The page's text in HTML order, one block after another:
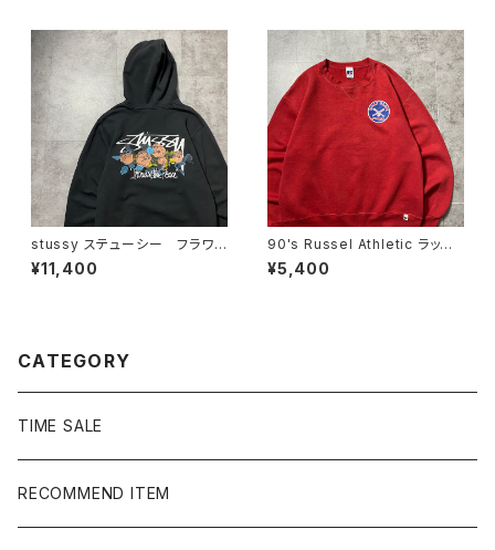
stussy ステューシー フラワ
ーグラフィック バックプリン
ト ブラック 黒 スウェット
¥11,400
90's Russel Athletic ラッセ
ルアスレチック ローカルベー
スボールチーム プリント 前V
¥5,400
CATEGORY
TIME SALE
RECOMMEND ITEM